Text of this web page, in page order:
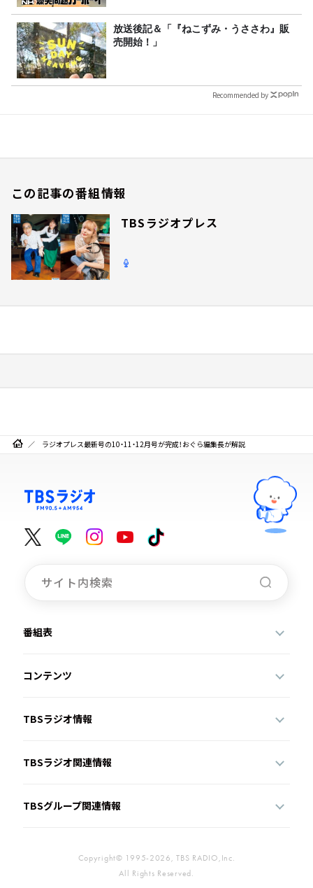
放送後記＆「『ねこずみ・うささわ』販
売開始！」
Recommended by
この記事の番組情報
TBSラジオプレス
ラジオプレス最新号の10・11・12月号が完成！おぐら編集長が解説
番組表
コンテンツ
TBSラジオ情報
TBSラジオ関連情報
TBSグループ関連情報
Copyright© 1995-2026, TBS RADIO,Inc.
All Rights Reserved.